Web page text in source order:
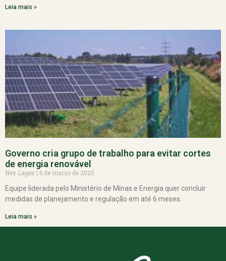
Leia mais »
Governo cria grupo de trabalho para evitar cortes
de energia renovável
Ney Lages
6 de março de 2025
Equipe liderada pelo Ministério de Minas e Energia quer concluir
medidas de planejamento e regulação em até 6 meses.
Leia mais »